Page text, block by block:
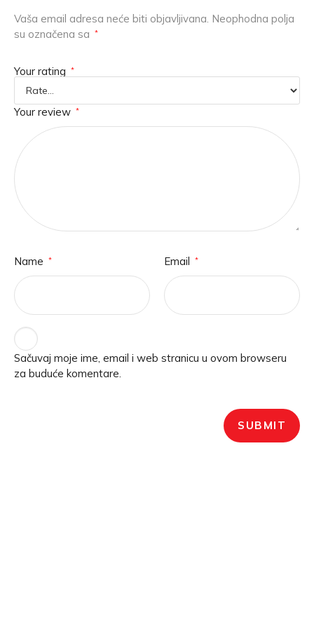
Vaša email adresa neće biti objavljivana. Neophodna polja
su označena sa
*
Your rating *
Your review *
Name * Email *
Sačuvaj moje ime, email i web stranicu u ovom browseru
za buduće komentare.